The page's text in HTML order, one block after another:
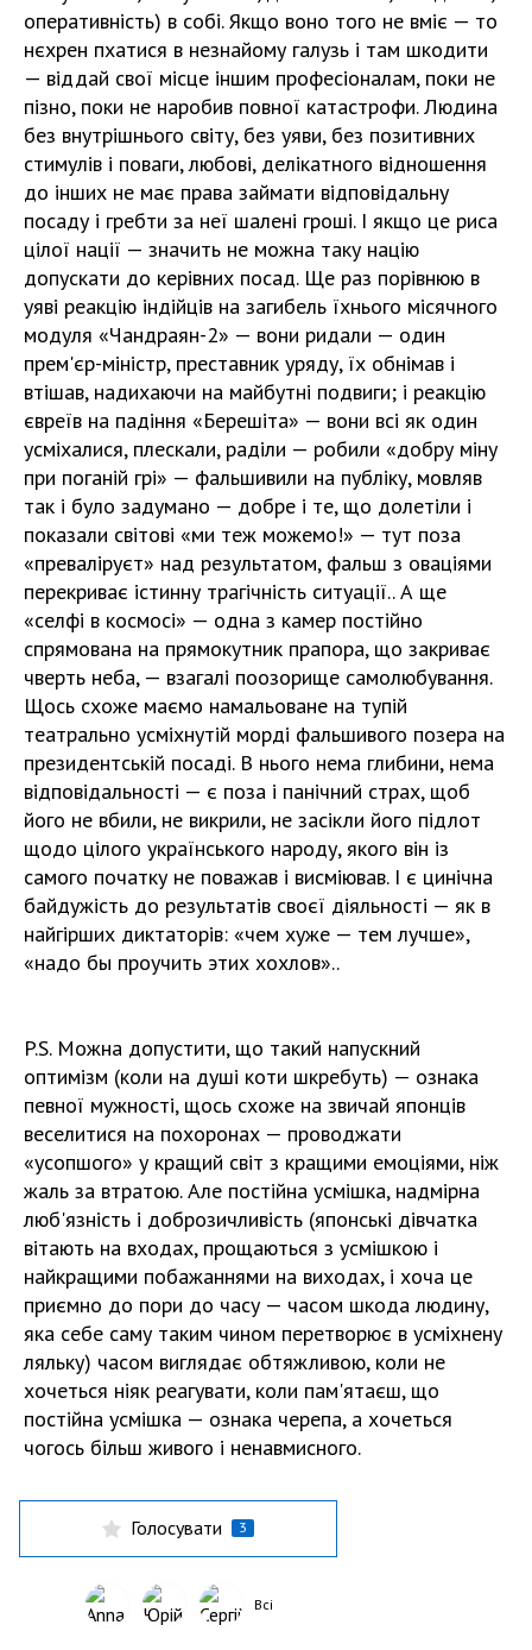
оперативність) в собі. Якщо воно того не вміє — то
нєхрен пхатися в незнайому галузь і там шкодити
— віддай свої місце іншим професіоналам, поки не
пізно, поки не наробив повної катастрофи. Людина
без внутрішнього світу, без уяви, без позитивних
стимулів і поваги, любові, делікатного відношення
до інших не має права займати відповідальну
посаду і гребти за неї шалені гроші. І якщо це риса
цілої нації — значить не можна таку націю
допускати до керівних посад. Ще раз порівнюю в
уяві реакцію індійців на загибель їхнього місячного
модуля «Чандраян-2» — вони ридали — один
прем'єр-міністр, преставник уряду, їх обнімав і
втішав, надихаючи на майбутні подвиги; і реакцію
євреїв на падіння «Берешіта» — вони всі як один
усміхалися, плескали, раділи — робили «добру міну
при поганій грі» — фальшивили на публіку, мовляв
так і було задумано — добре і те, що долетіли і
показали світові «ми теж можемо!» — тут поза
«преваліруєт» над результатом, фальш з оваціями
перекриває істинну трагічність ситуації.. А ще
«селфі в космосі» — одна з камер постійно
спрямована на прямокутник прапора, що закриває
чверть неба, — взагалі поозорище самолюбування.
Щось схоже маємо намальоване на тупій
театрально усміхнутій морді фальшивого позера на
президентській посаді. В нього нема глибини, нема
відповідальності — є поза і панічний страх, щоб
його не вбили, не викрили, не засікли його підлот
щодо цілого українського народу, якого він із
самого початку не поважав і висміював. І є цинічна
байдужість до результатів своєї діяльності — як в
найгірших диктаторів: «чем хуже — тем лучше»,
«надо бы проучить этих хохлов»..
P.S. Можна допустити, що такий напускний
оптимізм (коли на душі коти шкребуть) — ознака
певної мужності, щось схоже на звичай японців
веселитися на похоронах — проводжати
«усопшого» у кращий світ з кращими емоціями, ніж
жаль за втратою. Але постійна усмішка, надмірна
люб'язність і доброзичливість (японські дівчатка
вітають на входах, прощаються з усмішкою і
найкращими побажаннями на виходах, і хоча це
приємно до пори до часу — часом шкода людину,
яка себе саму таким чином перетворює в усміхнену
ляльку) часом виглядає обтяжливою, коли не
хочеться ніяк реагувати, коли пам'ятаєш, що
постійна усмішка — ознака черепа, а хочеться
чогось більш живого і ненавмисного.
Голосувати 3
Всі